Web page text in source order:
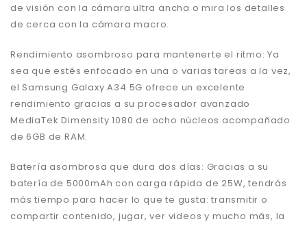
de visión con la cámara ultra ancha o mira los detalles
de cerca con la cámara macro.
Rendimiento asombroso para mantenerte el ritmo: Ya
sea que estés enfocado en una o varias tareas a la vez,
el Samsung Galaxy A34 5G ofrece un excelente
rendimiento gracias a su procesador avanzado
MediaTek Dimensity 1080 de ocho núcleos acompañado
de 6GB de RAM.
Batería asombrosa que dura dos días: Gracias a su
batería de 5000mAh con carga rápida de 25W, tendrás
más tiempo para hacer lo que te gusta: transmitir o
compartir contenido, jugar, ver videos y mucho más, la